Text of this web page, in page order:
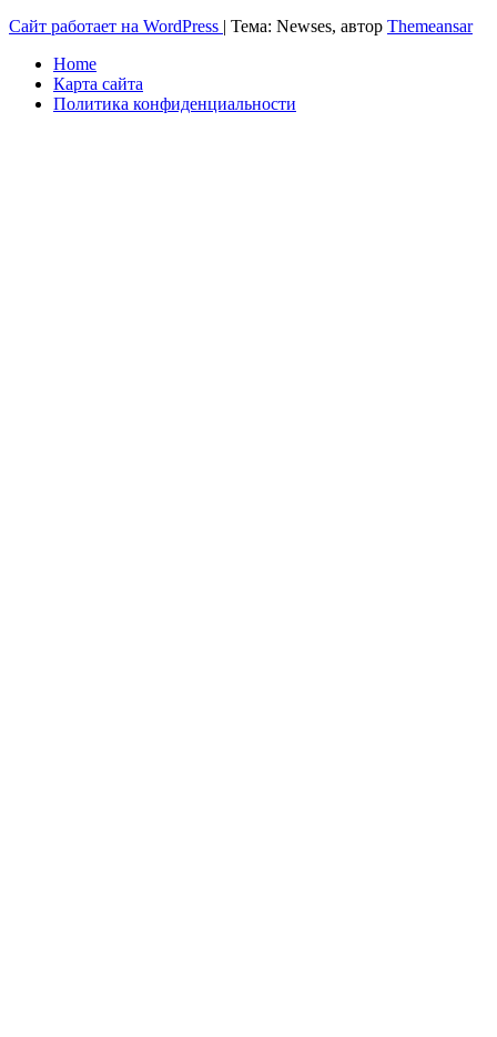
Сайт работает на WordPress | Тема: Newses, автор Themeansar
Home
Карта сайта
Политика конфиденциальности